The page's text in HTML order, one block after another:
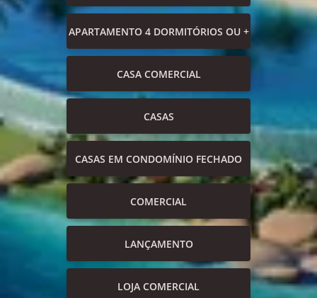
APARTAMENTO 4 DORMITÓRIOS OU +
CASA COMERCIAL
CASAS
CASAS EM CONDOMÍNIO FECHADO
COMERCIAL
LANÇAMENTO
LOJA COMERCIAL